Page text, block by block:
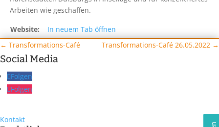
Arbeiten wie geschaffen.
Website:
In neuem Tab öffnen
← Transformations-Café Transformations-Café 26.05.2022 →
Social Media
Folgen
Folgen
Kontakt